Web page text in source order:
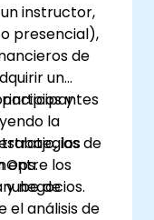
instructor,
presencial),
de
un
y
la
de
entre los
y negocios.
participantes
los
de
el análisis de